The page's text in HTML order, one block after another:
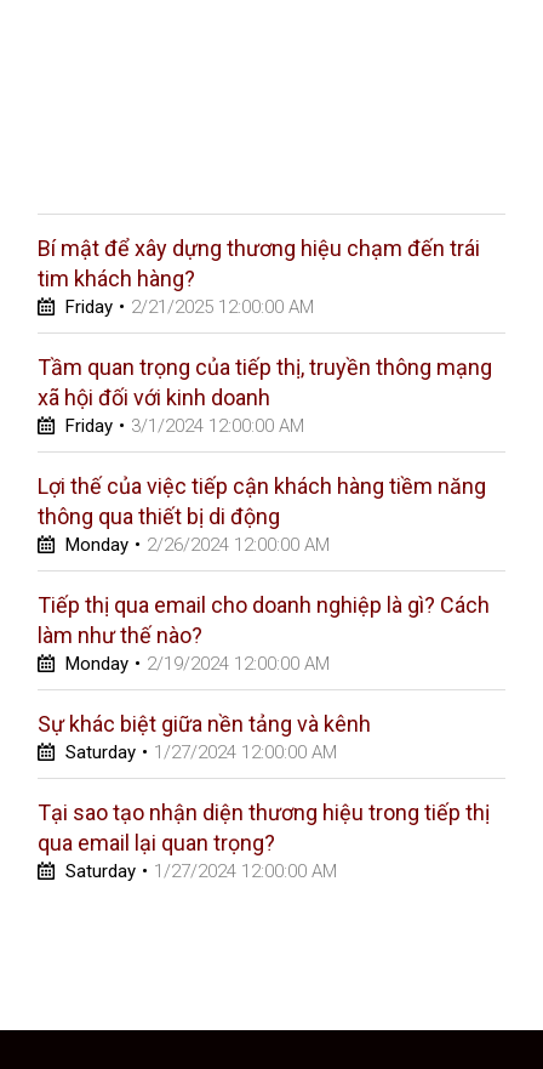
Bí mật để xây dựng thương hiệu chạm đến trái
tim khách hàng?
Friday • 2/21/2025 12:00:00 AM
Tầm quan trọng của tiếp thị, truyền thông mạng
xã hội đối với kinh doanh
Friday • 3/1/2024 12:00:00 AM
Lợi thế của việc tiếp cận khách hàng tiềm năng
thông qua thiết bị di động
Monday • 2/26/2024 12:00:00 AM
Tiếp thị qua email cho doanh nghiệp là gì? Cách
làm như thế nào?
Monday • 2/19/2024 12:00:00 AM
Sự khác biệt giữa nền tảng và kênh
Saturday • 1/27/2024 12:00:00 AM
Tại sao tạo nhận diện thương hiệu trong tiếp thị
qua email lại quan trọng?
Saturday • 1/27/2024 12:00:00 AM